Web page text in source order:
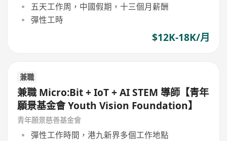
五天工作周，中國假期，十三個月薪酬
彈性工時
$12K-18K/月
兼職
兼職 Micro:Bit + IoT + AI STEM 導師【青年
願景基金會 Youth Vision Foundation】
青年願景慈善基金會
彈性工作時間，港九新界多個工作地點